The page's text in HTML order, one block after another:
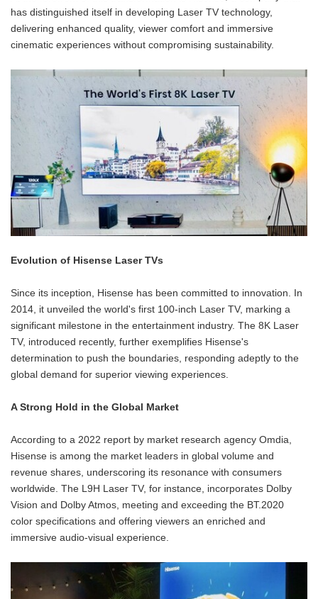
has distinguished itself in developing Laser TV technology,
delivering enhanced quality, viewer comfort and immersive
cinematic experiences without compromising sustainability.
Evolution of Hisense Laser TVs
Since its inception, Hisense has been committed to innovation. In
2014, it unveiled the world's first 100-inch Laser TV, marking a
significant milestone in the entertainment industry. The 8K Laser
TV, introduced recently, further exemplifies Hisense's
determination to push the boundaries, responding adeptly to the
global demand for superior viewing experiences.
A Strong Hold in the Global Market
According to a 2022 report by market research agency Omdia,
Hisense is among the market leaders in global volume and
revenue shares, underscoring its resonance with consumers
worldwide. The L9H Laser TV, for instance, incorporates Dolby
Vision and Dolby Atmos, meeting and exceeding the BT.2020
color specifications and offering viewers an enriched and
immersive audio-visual experience.